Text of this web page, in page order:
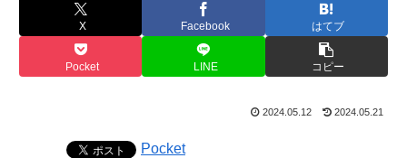
X Facebook はてブ
Pocket LINE コピー
2024.05.12 2024.05.21
Pocket